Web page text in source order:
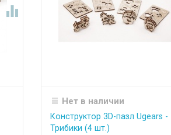

Нет в наличии
Конструктор 3D-пазл Ugears -
Трибики (4 шт.)